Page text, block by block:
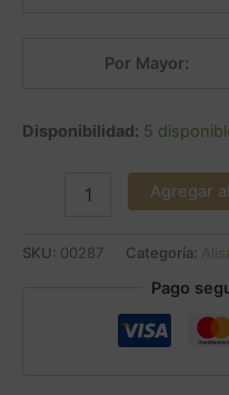
Por Mayor:
Disponibilidad: 5
Agregar
SKU: 00287 Categoría:
Pago